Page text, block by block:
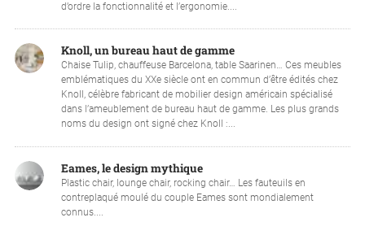
d’ordre la fonctionnalité et l’ergonomie....
Knoll, un bureau haut de gamme
Chaise Tulip, chauffeuse Barcelona, table Saarinen… Ces meubles
emblématiques du XXe siècle ont en commun d’être édités chez
Knoll, célèbre fabricant de mobilier design américain spécialisé
dans l’ameublement de bureau haut de gamme. Les plus grands
noms du design ont signé chez Knoll :...
Eames, le design mythique
Plastic chair, lounge chair, rocking chair… Les fauteuils en
contreplaqué moulé du couple Eames sont mondialement
connus....